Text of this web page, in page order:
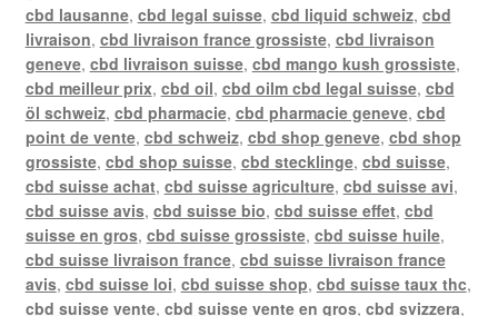
cbd lausanne, cbd legal suisse, cbd liquid schweiz, cbd
livraison, cbd livraison france grossiste, cbd livraison
geneve, cbd livraison suisse, cbd mango kush grossiste,
cbd meilleur prix, cbd oil, cbd oilm cbd legal suisse, cbd
öl schweiz, cbd pharmacie, cbd pharmacie geneve, cbd
point de vente, cbd schweiz, cbd shop geneve, cbd shop
grossiste, cbd shop suisse, cbd stecklinge, cbd suisse,
cbd suisse achat, cbd suisse agriculture, cbd suisse avi,
cbd suisse avis, cbd suisse bio, cbd suisse effet, cbd
suisse en gros, cbd suisse grossiste, cbd suisse huile,
cbd suisse livraison france, cbd suisse livraison france
avis, cbd suisse loi, cbd suisse shop, cbd suisse taux thc,
cbd suisse vente, cbd suisse vente en gros, cbd svizzera,